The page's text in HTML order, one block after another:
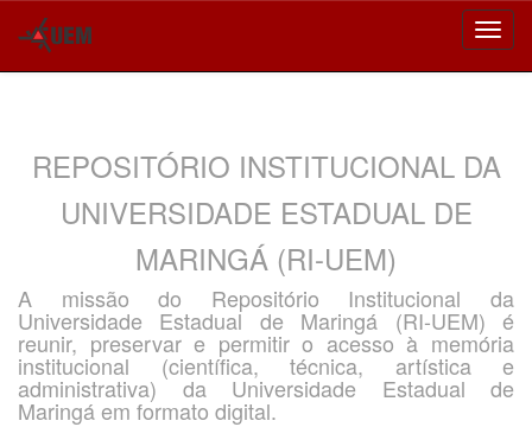
REPOSITÓRIO INSTITUCIONAL DA
UNIVERSIDADE ESTADUAL DE
MARINGÁ (RI-UEM)
A missão do Repositório Institucional da
Universidade Estadual de Maringá (RI-UEM) é
reunir, preservar e permitir o acesso à memória
institucional (científica, técnica, artística e
administrativa) da Universidade Estadual de
Maringá em formato digital.